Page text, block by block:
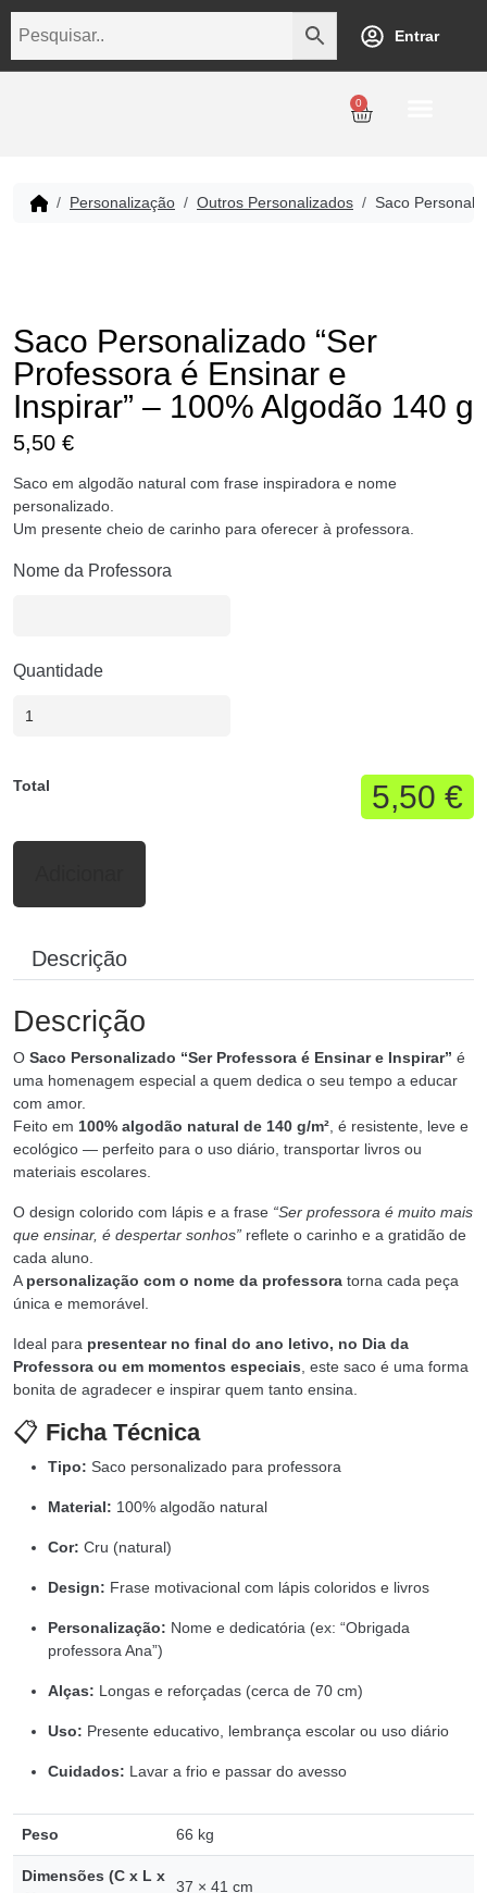
Entrar
0
Personalização Outros Personalizados Saco
Saco Personalizado “Ser
Professora é Ensinar e
Inspirar” – 100% Algodão 140 g
5,50 €
Saco em algodão natural com frase inspiradora e nome
personalizado.
Um presente cheio de carinho para oferecer à professora.
Nome da Professora
Quantidade
Total 5,50 €
Descrição
Descrição
O Saco Personalizado “Ser Professora é Ensinar e Inspirar” é
uma homenagem especial a quem dedica o seu tempo a educar
com amor.
Feito em 100% algodão natural de 140 g/m² , é resistente, leve e
ecológico — perfeito para o uso diário, transportar livros ou
materiais escolares.
O design colorido com lápis e a frase “Ser professora é muito mais
que ensinar, é despertar sonhos” reflete o carinho e a gratidão de
cada aluno.
A personalização com o nome da professora torna cada peça
única e memorável.
Ideal para presentear no final do ano letivo, no Dia da
Professora ou em momentos especiais , este saco é uma forma
bonita de agradecer e inspirar quem tanto ensina.
📋 Ficha Técnica
Tipo: Saco personalizado para professora
Material: 100% algodão natural
Cor: Cru (natural)
Design: Frase motivacional com lápis coloridos e livros
Personalização: Nome e dedicatória (ex: “Obrigada
professora Ana”)
Alças: Longas e reforçadas (cerca de 70 cm)
Uso: Presente educativo, lembrança escolar ou uso diário
Cuidados: Lavar a frio e passar do avesso
Peso 66 kg
Dimensões (C x L x
37 × 41 cm